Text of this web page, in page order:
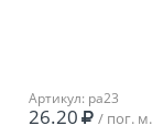
Артикул: pa23
26.20 / пог. м.